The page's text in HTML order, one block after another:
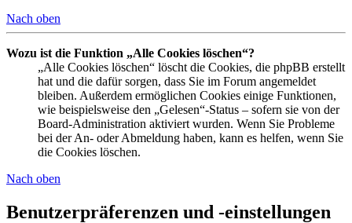
Nach oben
Wozu ist die Funktion „Alle Cookies löschen“?
„Alle Cookies löschen“ löscht die Cookies, die phpBB erstellt
hat und die dafür sorgen, dass Sie im Forum angemeldet
bleiben. Außerdem ermöglichen Cookies einige Funktionen,
wie beispielsweise den „Gelesen“-Status – sofern sie von der
Board-Administration aktiviert wurden. Wenn Sie Probleme
bei der An- oder Abmeldung haben, kann es helfen, wenn Sie
die Cookies löschen.
Nach oben
Benutzerpräferenzen und -einstellungen